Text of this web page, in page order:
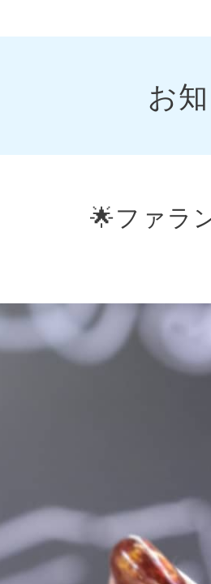
お
🌟ファラ